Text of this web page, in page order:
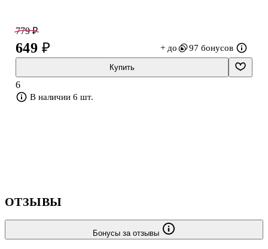
папу...». .Изложенная в ней методика поможет добиться того,
что ребенок не только начнет есть правильную пищу, — она
станет ему нравиться. Дети успешно учатся питаться правильно,
достаточно их лишь слегка направлять. Для чего и предназн
779 ₽
649 ₽ + до 97 бонусов
Купить
6
В наличии 6 шт.
ОТЗЫВЫ
Бонусы за отзывы